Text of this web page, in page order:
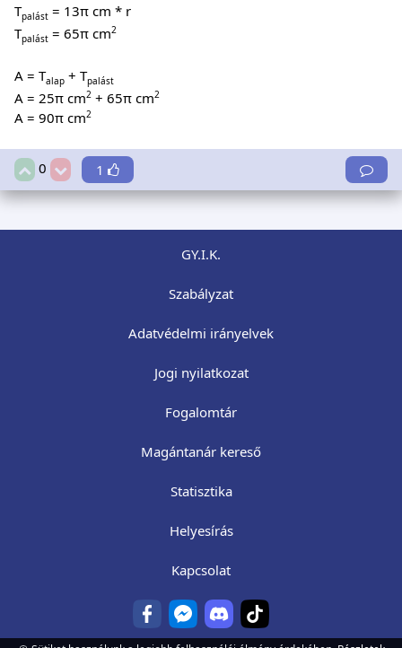
Tpalást = 13π cm * r
Tpalást = 65π cm2
A = Talap + Tpalást
A = 25π cm2 + 65π cm2
A = 90π cm2
0 1
GY.I.K.
Szabályzat
Adatvédelmi irányelvek
Jogi nyilatkozat
Fogalomtár
Magántanár kereső
Statisztika
Helyesírás
Kapcsolat